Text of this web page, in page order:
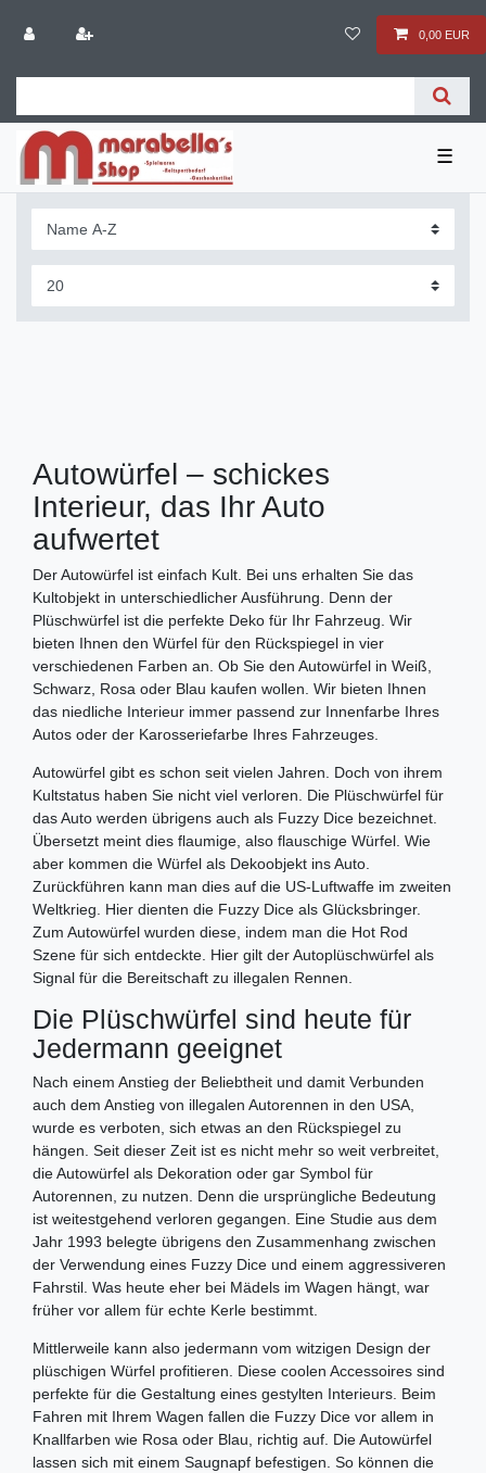
0,00 EUR
☰
Autowürfel – schickes
Interieur, das Ihr Auto
aufwertet
Der Autowürfel ist einfach Kult. Bei uns erhalten Sie das
Kultobjekt in unterschiedlicher Ausführung. Denn der
Plüschwürfel ist die perfekte Deko für Ihr Fahrzeug. Wir
bieten Ihnen den Würfel für den Rückspiegel in vier
verschiedenen Farben an. Ob Sie den Autowürfel in Weiß,
Schwarz, Rosa oder Blau kaufen wollen. Wir bieten Ihnen
das niedliche Interieur immer passend zur Innenfarbe Ihres
Autos oder der Karosseriefarbe Ihres Fahrzeuges.
Autowürfel gibt es schon seit vielen Jahren. Doch von ihrem
Kultstatus haben Sie nicht viel verloren. Die Plüschwürfel für
das Auto werden übrigens auch als Fuzzy Dice bezeichnet.
Übersetzt meint dies flaumige, also flauschige Würfel. Wie
aber kommen die Würfel als Dekoobjekt ins Auto.
Zurückführen kann man dies auf die US-Luftwaffe im zweiten
Weltkrieg. Hier dienten die Fuzzy Dice als Glücksbringer.
Zum Autowürfel wurden diese, indem man die Hot Rod
Szene für sich entdeckte. Hier gilt der Autoplüschwürfel als
Signal für die Bereitschaft zu illegalen Rennen.
Die Plüschwürfel sind heute für
Jedermann geeignet
Nach einem Anstieg der Beliebtheit und damit Verbunden
auch dem Anstieg von illegalen Autorennen in den USA,
wurde es verboten, sich etwas an den Rückspiegel zu
hängen. Seit dieser Zeit ist es nicht mehr so weit verbreitet,
die Autowürfel als Dekoration oder gar Symbol für
Autorennen, zu nutzen. Denn die ursprüngliche Bedeutung
ist weitestgehend verloren gegangen. Eine Studie aus dem
Jahr 1993 belegte übrigens den Zusammenhang zwischen
der Verwendung eines Fuzzy Dice und einem aggressiveren
Fahrstil. Was heute eher bei Mädels im Wagen hängt, war
früher vor allem für echte Kerle bestimmt.
Mittlerweile kann also jedermann vom witzigen Design der
plüschigen Würfel profitieren. Diese coolen Accessoires sind
perfekte für die Gestaltung eines gestylten Interieurs. Beim
Fahren mit Ihrem Wagen fallen die Fuzzy Dice vor allem in
Knallfarben wie Rosa oder Blau, richtig auf. Die Autowürfel
lassen sich mit einem Saugnapf befestigen. So können die